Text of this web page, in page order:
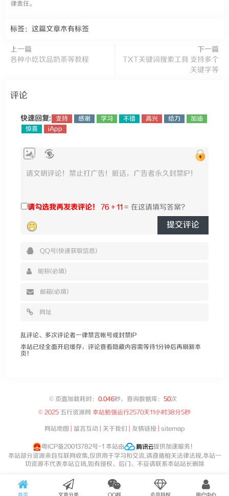
律责任。
标签：这篇文章木有标签
上一篇
各种小吃饮品奶茶等教程
下一篇
TXT关键词搜索工具 支持多个
关键字等
评论
快速回复: 支持 感谢 学习 不错 高兴 给力
加油
惊喜
iApp
请勾选我再发表评论！ 76 + 11 =
提交评论
乱评论、多次评论者一律禁言帐号或封禁IP
本站已经全面开启缓存，评论查看隐藏内容需等待1分钟后再刷新本
页！
© 页面加载耗时： 0.046秒，查询数据库： 50次
© 2025 五行资源网 本站勉强运行2570天11小时38分5秒
网站地图 留言互动 关于我们 友情链接| sitemap
粤ICP备20013782号-1 本站由
提供加速服务！
本站部分资源来自互联网收集,仅供用于学习和交流,请遵循相关法律法规,本站一
切资源不代表本站立场,如有侵权、后门、不妥请联系本站站长删除